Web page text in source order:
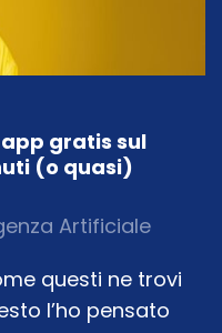
app gratis sul
(o quasi)
Artificiale
questi ne trovi
l’ho pensato